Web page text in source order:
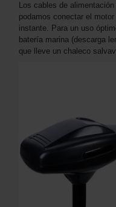
Los cables de
podamos conectar el
instante. Para un uso
batería marina (descarga
que lleve un chaleco